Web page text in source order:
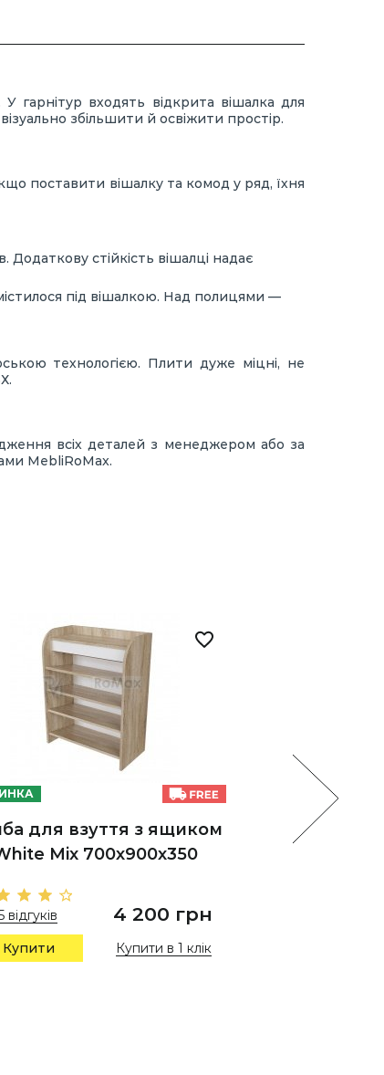
гарнітур входять відкрита вішалка для
збільшити й освіжити простір.
поставити вішалку та комод у ряд, їхня
стійкість вішалці надає
під вішалкою. Над полицями —
технологією. Плити дуже міцні, не
всіх деталей з менеджером або за
MebliRoMax.
для взуття з ящиком
Mix 700х900х350
відгуків 4 200 грн
Купити Купити в 1 клік
НОВИНКА